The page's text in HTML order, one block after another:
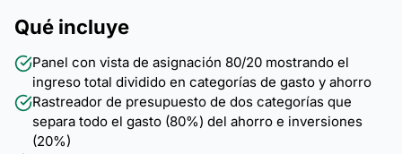
Qué incluye
Panel con vista de asignación 80/20 mostrando el
ingreso total dividido en categorías de gasto y ahorro
Rastreador de presupuesto de dos categorías que
separa todo el gasto (80%) del ahorro e inversiones
(20%)